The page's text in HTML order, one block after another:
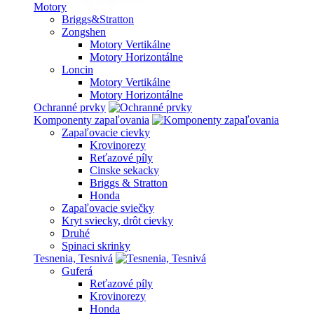
Motory
Briggs&Stratton
Zongshen
Motory Vertikálne
Motory Horizontálne
Loncin
Motory Vertikálne
Motory Horizontálne
Ochranné prvky
Komponenty zapaľovania
Zapaľovacie cievky
Krovinorezy
Reťazové píly
Cinske sekacky
Briggs & Stratton
Honda
Zapaľovacie sviečky
Kryt sviecky, drôt cievky
Druhé
Spinaci skrinky
Tesnenia, Tesnivá
Guferá
Reťazové píly
Krovinorezy
Honda